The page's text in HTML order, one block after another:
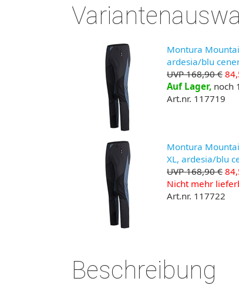
Montura
ardesia/blu
UVP 168,90 €
Auf Lager, noch
Art.nr. 117719
Montura
XL, ardesia/blu
UVP 168,90 €
Nicht mehr
Art.nr. 117722
Beschreibung